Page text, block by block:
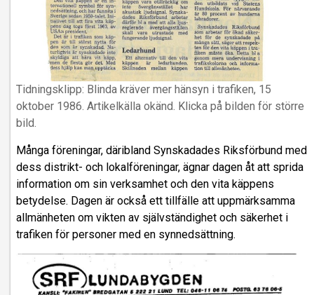
Tidningsklipp: Blinda kräver mer hänsyn i trafiken, 15
oktober 1986. Artikelkälla okänd. Klicka på bilden för större
bild.
Många föreningar, däribland Synskadades Riksförbund med
dess distrikt- och lokalföreningar, ägnar dagen åt att sprida
information om sin verksamhet och den vita käppens
betydelse. Dagen är också ett tillfälle att uppmärksamma
allmänheten om vikten av självständighet och säkerhet i
trafiken för personer med en synnedsättning.